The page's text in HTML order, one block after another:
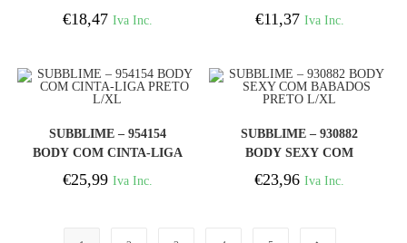
FUNDO DE REDE E
RENDA COM GOLA
ÚNICO
€18,47 Iva Inc.
LONGO DE REDE COM
TIRAS NO PEITO E NAS
TAMANHO ÚNICO
€11,37 Iva Inc.
SUBBLIME – 954154
BODY COM CINTA-LIGA
PRETO L/XL
€25,99 Iva Inc.
SUBBLIME – 930882
BODY SEXY COM
BABADOS PRETO L/XL
€23,96 Iva Inc.